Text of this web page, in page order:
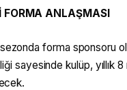
FORMA ANLAŞMASI
forma sponsoru
sayesinde kulüp, yıllık